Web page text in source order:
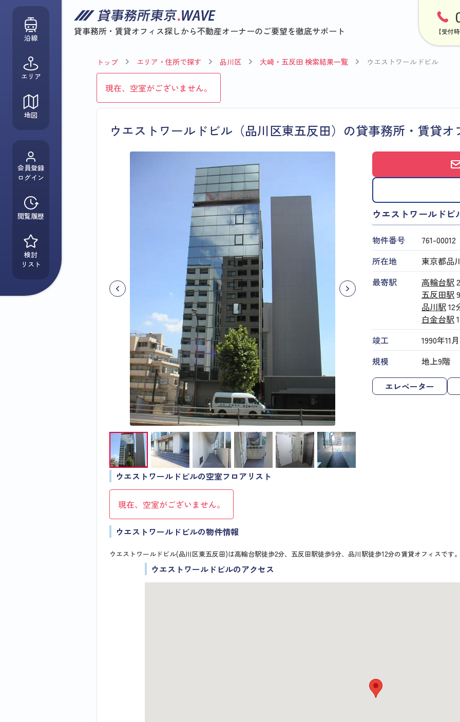
貸事務所・賃貸オフィス探しから不動産オーナーのご要望を徹底サポート 【受付
沿線
エリア
地図
会員登録
ログイン
閲覧履歴
検討
リスト
トップ エリア・住所で探す 品川区 大崎・五反田 検索結果一覧 ウエストワールドビル
現在、空室がございません。
ウエストワールドビル（品川区東五反田）の貸事務所・賃貸オ
ウエストワールドビ
物件番号
761​-​00012
所在地
東京都品
最寄駅
高輪台駅
五反田駅
品川駅12
白金台駅
竣工
1990年11月
規模
地上9階
エレベーター
ウエストワールドビルの空室フロアリスト
現在、空室がございません。
ウエストワールドビルの物件情報
ウエストワールドビル(品川区東五反田)は高輪台駅徒歩2分、五反田駅徒歩9分、品川駅徒歩12分の賃貸オフィスです
ウエストワールドビルのアクセス